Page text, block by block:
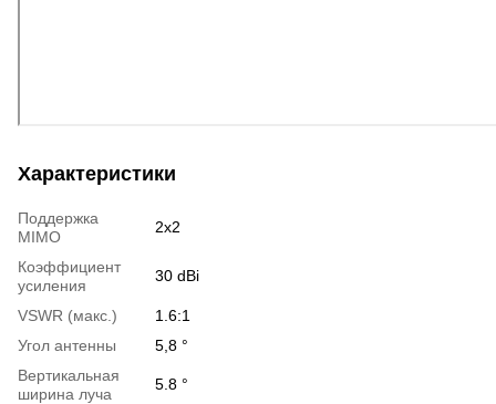
Характеристики
Поддержка
MIMO
2x2
Коэффициент
усиления
30 dBi
VSWR (макс.)
1.6:1
Угол антенны
5,8 °
Вертикальная
ширина луча
5.8 °